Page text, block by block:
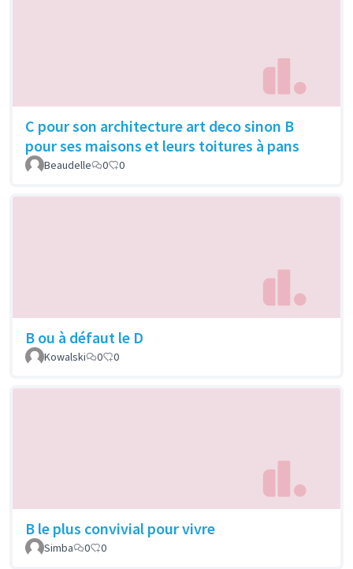
C pour son architecture art deco sinon B
pour ses maisons et leurs toitures à pans
Beaudelle 0 0
B ou à défaut le D
Kowalski 0 0
B le plus convivial pour vivre
Simba 0 0